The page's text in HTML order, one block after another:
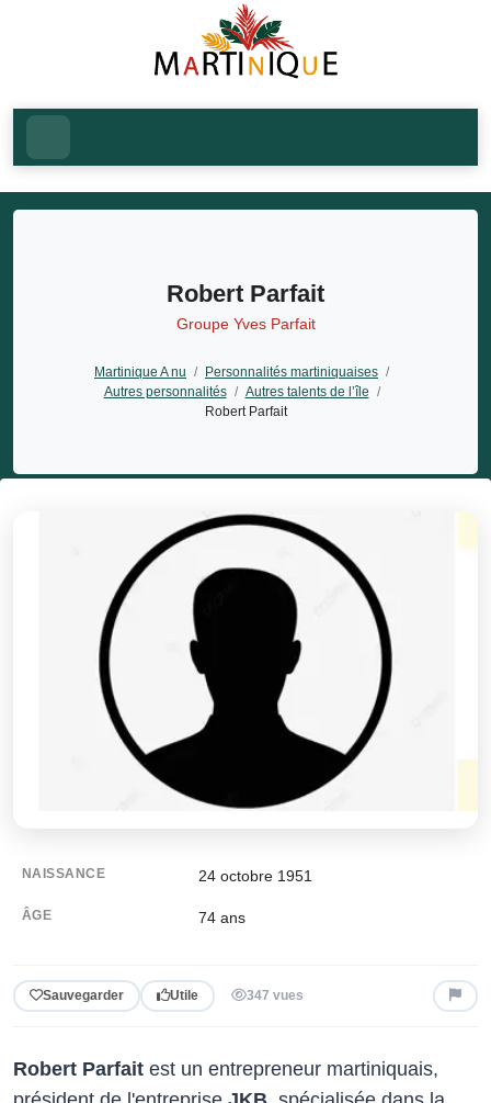
Robert Parfait
Groupe Yves Parfait
Martinique A nu / Personnalités martiniquaises /
Autres personnalités / Autres talents de l’île
/
Robert Parfait
NAISSANCE 24 octobre 1951
ÂGE 74 ans
Sauvegarder Utile 347 vues
Robert Parfait est un entrepreneur martiniquais,